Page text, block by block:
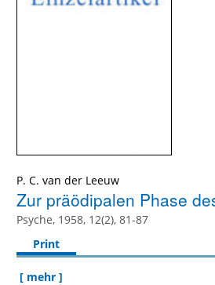
P. C. van der Leeuw
Zur präödipalen Phase
Psyche, 1958, 12(2), 81-87
Print
[ mehr ]